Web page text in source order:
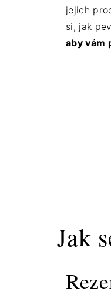
jejich
si, jak
aby vám
Jak